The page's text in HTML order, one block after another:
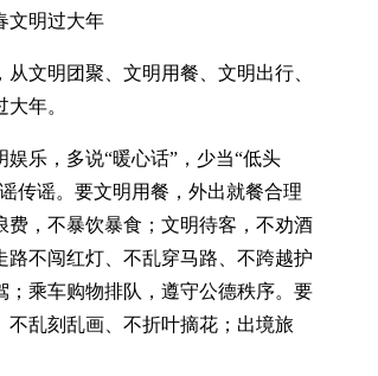
文明过大年
文明团聚、文明用餐、文明出行、
年。
乐，多说“暖心话”，少当“低头
传谣。要文明用餐，外出就餐合理
，不暴饮暴食；文明待客，不劝酒
不闯红灯、不乱穿马路、不跨越护
乘车购物排队，遵守公德秩序。要
乱刻乱画、不折叶摘花；出境旅